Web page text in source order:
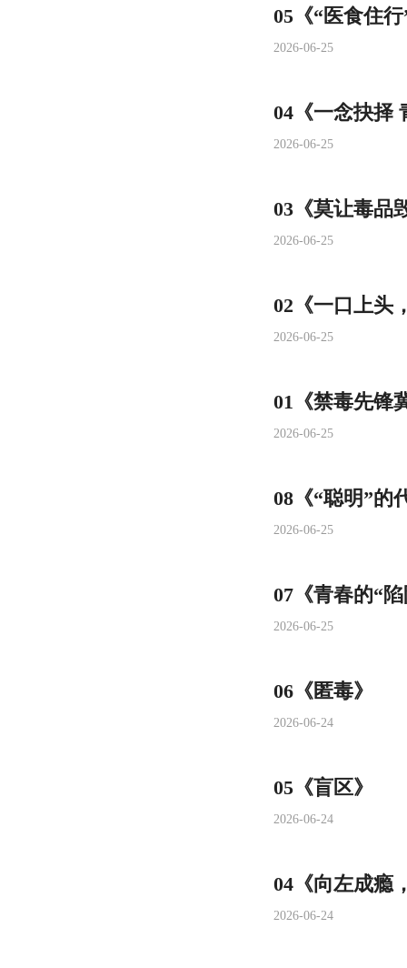
05《“医食住
2026-06-25
04《一念抉择
2026-06-25
03《莫让毒品
2026-06-25
02《一口上头
2026-06-25
01《禁毒先锋
2026-06-25
08《“聪明”的
2026-06-25
07《青春的“
2026-06-25
06《匿毒》
2026-06-24
05《盲区》
2026-06-24
04《向左成瘾
2026-06-24